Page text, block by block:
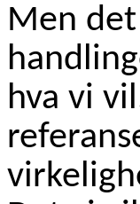
Men
hva vi